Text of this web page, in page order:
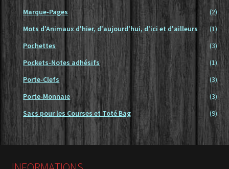
Marque-Pages
(2)
Mots d'Animaux d'hier, d'aujourd'hui, d'ici et d'ailleurs
(1)
Pochettes
(3)
Pockets-Notes adhésifs
(1)
Porte-Clefs
(3)
Porte-Monnaie
(3)
Sacs pour les Courses et Toté Bag
(9)